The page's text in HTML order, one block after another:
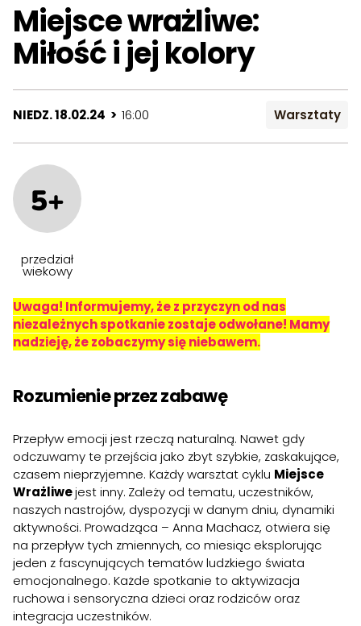
Miejsce wrażliwe:
Miłość i jej kolory
NIEDZ. 18.02.24 > 16:00 Warsztaty
5+
przedział
wiekowy
Uwaga! Informujemy, że z przyczyn od nas
niezależnych spotkanie zostaje odwołane! Mamy
nadzieję, że zobaczymy się niebawem.
Rozumienie przez zabawę
Przepływ emocji jest rzeczą naturalną. Nawet gdy
odczuwamy te przejścia jako zbyt szybkie, zaskakujące,
czasem nieprzyjemne. Każdy warsztat cyklu Miejsce
Wrażliwejest inny. Zależy od tematu, uczestników,
naszych nastrojów, dyspozycji w danym dniu, dynamiki
aktywności. Prowadząca – Anna Machacz, otwiera się
na przepływ tych zmiennych, co miesiąc eksplorując
jeden z fascynujących tematów ludzkiego świata
emocjonalnego. Każde spotkanie to aktywizacja
ruchowa i sensoryczna dzieci oraz rodziców oraz
integracja uczestników.